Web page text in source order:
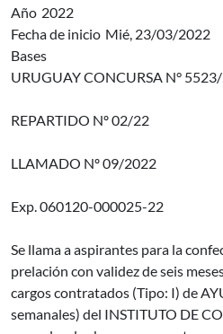
Año 2022
Fecha de inicio Mié, 23/03/2022
Bases
URUGUAY CONCURSA N°
REPARTIDO Nº 02/22
LLAMADO Nº 09/2022
Exp. 060120-000025-22
Se llama a aspirantes para la
prelación con validez de seis
cargos contratados (Tipo: I) de
semanales) del INSTITUTO DE